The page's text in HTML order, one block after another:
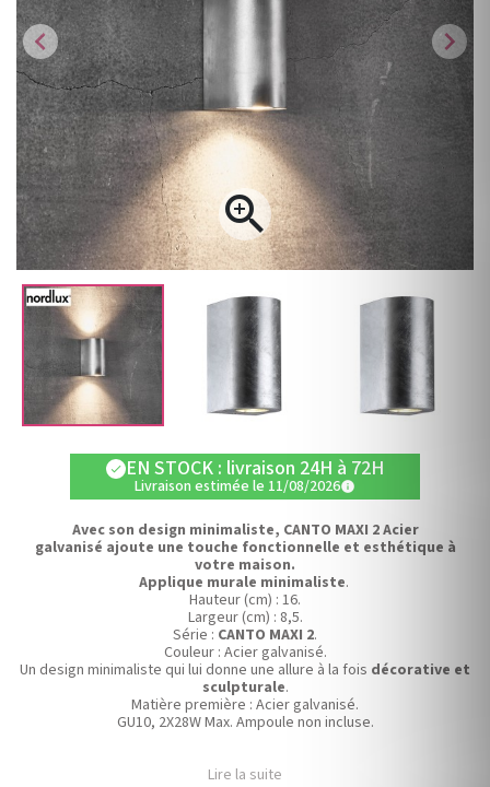
chevron_left

chevron_right
check EN STOCK : livraison 24H à 72H
Livraison estimée le 11/08/2026info
Avec son design minimaliste, CANTO MAXI 2Acier
galvanisé ajoute une touche fonctionnelle et esthétique à
votre maison.
Applique murale minimaliste.
Hauteur (cm) : 16.
Largeur (cm) : 8,5.
Série : CANTO MAXI 2.
Couleur : Acier galvanisé.
Un design minimaliste qui lui donne une allure à la fois décorative et
sculpturale.
Matière première : Acier galvanisé.
GU10, 2X28W Max. Ampoule non incluse.
Lire la suite